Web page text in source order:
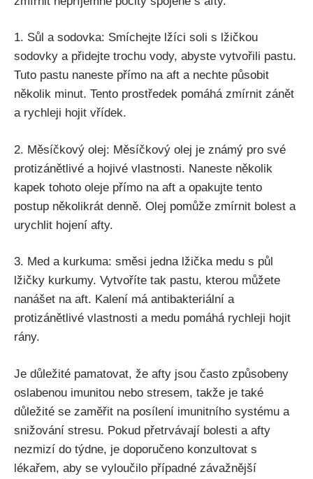
1. Sůl a sodovka: Smíchejte lžíci soli s lžičkou
sodovky a přidejte trochu vody, abyste vytvořili pastu.
Tuto pastu naneste přímo na⁣ aft a nechte působit
několik minut. Tento prostředek pomáhá zmírnit zánět
a rychleji hojit vřídek.
2. Měsíčkový olej: Měsíčkový olej je známý pro své
protizánětlivé a hojivé vlastnosti.‍ Naneste několik
kapek tohoto oleje přímo na aft a opakujte tento
postup několikrát denně.⁤ Olej pomůže zmírnit bolest a
urychlit hojení afty.
3. Med a kurkuma: směsi jedna lžička medu‌ s​ půl
lžičky kurkumy. Vytvoříte tak pastu, kterou můžete
nanášet na aft. Kalení má antibakteriální a
protizánětlivé vlastnosti a medu pomáhá ​rychleji hojit
rány.
Je důležité pamatovat, že afty jsou ‍často způsobeny
oslabenou imunitou nebo stresem, takže je také
důležité se zaměřit na posílení imunitního systému a
snižování ‍stresu. Pokud přetrvávají bolesti a afty
nezmizí do týdne, je doporučeno konzultovat s
lékařem, aby se vyloučilo případné závažnější